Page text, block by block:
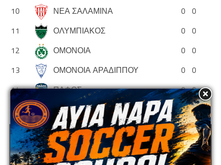
10 ΝΕΑ ΣΑΛΑΜΙΝΑ 0 0
11
ΟΛΥΜΠΙΑΚΟΣ 0 0
12
ΟΜΟΝΟΙΑ 0 0
13
ΟΜΟΝΟΙΑ ΑΡΑΔΙΠΠΟΥ 0 0
14
ΠΑΦΟΣ 0 0
ADVERTISEMENT